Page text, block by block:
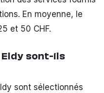
En moyenne, le
et 50 CHF.
Eldy sont-ils
sont sélectionnés